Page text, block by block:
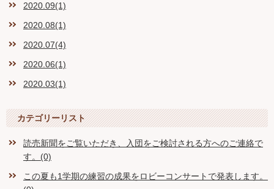
2020.09(1)
2020.08(1)
2020.07(4)
2020.06(1)
2020.03(1)
カテゴリーリスト
読売新聞をご覧いただき、入団をご検討される方へのご連絡で
す。(0)
この夏も1学期の練習の成果をロビーコンサートで発表します。